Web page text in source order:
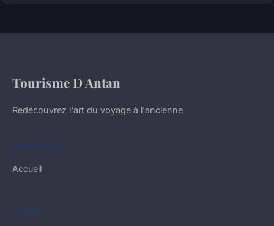
Tourisme D Antan
Redécouvrez l'art du voyage à l'ancienne
NAVIGATION
Accueil
LÉGAL